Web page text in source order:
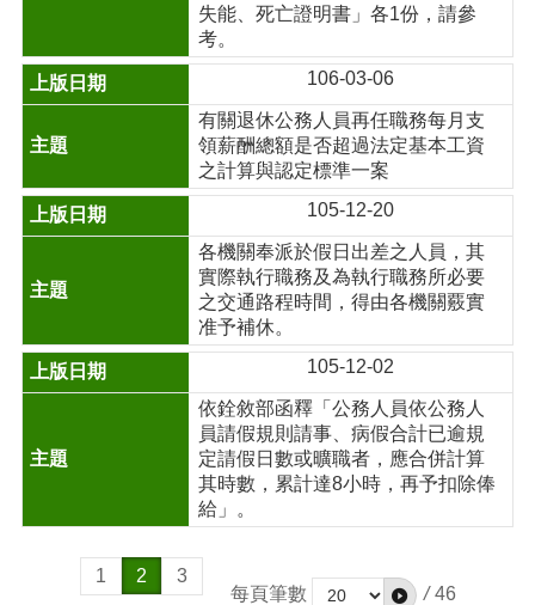
失能、死亡證明書」各1份，請參
考。
106-03-06
有關退休公務人員再任職務每月支
領薪酬總額是否超過法定基本工資
之計算與認定標準一案
105-12-20
各機關奉派於假日出差之人員，其
實際執行職務及為執行職務所必要
之交通路程時間，得由各機關覈實
准予補休。
105-12-02
依銓敘部函釋「公務人員依公務人
員請假規則請事、病假合計已逾規
定請假日數或曠職者，應合併計算
其時數，累計達8小時，再予扣除俸
給」。
1 2
3
每頁筆數
/ 46